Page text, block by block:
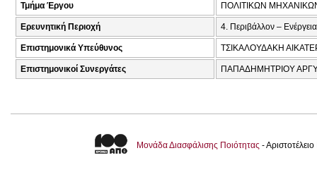
Τμήμα Έργου ΠΟΛΙΤΙΚΩΝ
Ερευνητική Περιοχή 4. Περιβάλλον – Ενέργεια
Επιστημονικά Υπεύθυνος ΤΣΙΚΑΛΟΥΔΑΚΗ
Επιστημονικοί Συνεργάτες ΠΑΠΑΔΗΜΗΤΡΙΟΥ
Μονάδα Διασφάλισης Ποιότητας -